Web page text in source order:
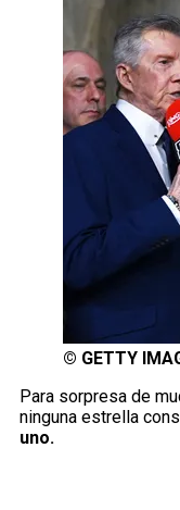
© GETTY
Para sorpresa de
ninguna estrella
uno.